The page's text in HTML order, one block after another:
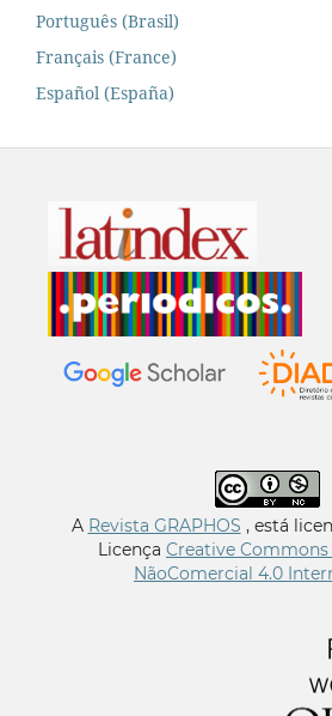
Português (Brasil)
Français (France)
Español (España)
A Revista GRAPHOS , está
Licença Creative
NãoComercial 4.0